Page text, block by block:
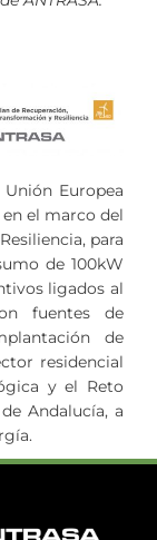
Europea
el marco del
para
de 100kW
ligados al
fuentes de
de
residencial
y el Reto
Andalucía, a